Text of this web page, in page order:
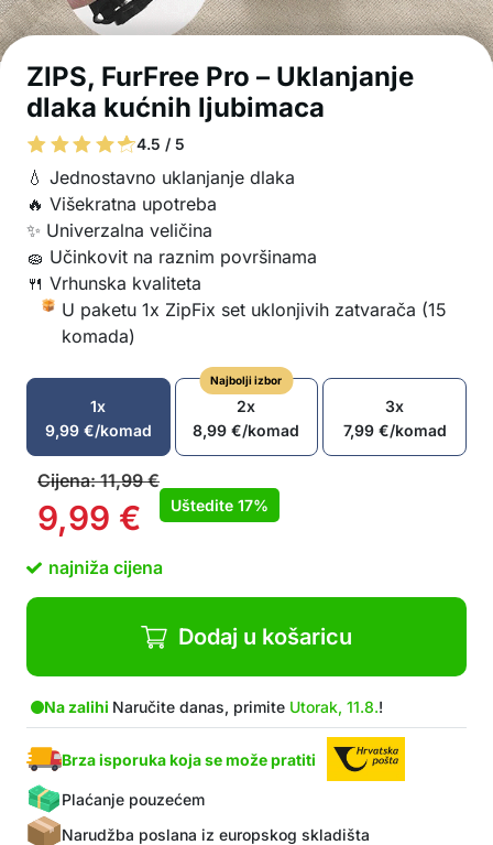
ZIPS, FurFree Pro – Uklanjanje
dlaka kućnih ljubimaca
4.5 / 5
💧 Jednostavno uklanjanje dlaka
🔥 Višekratna upotreba
✨ Univerzalna veličina
🧽 Učinkovit na raznim površinama
🍴 Vrhunska kvaliteta
U paketu 1x ZipFix set uklonjivih zatvarača (15
komada)
1x
9,99 €/komad
Najbolji izbor
2x
8,99€/komad
3x
7,99 €/komad
Cijena:11,99€
9,99 € Uštedite 17%
najniža cijena
Dodaj u košaricu
Na zalihi Naručite danas, primite Utorak, 11.8.!
Brza isporuka koja se može pratiti
Plaćanje pouzećem
Narudžba poslana iz europskog skladišta